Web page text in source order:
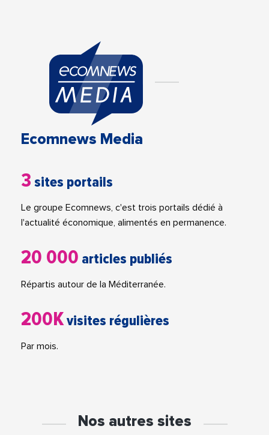
Ecomnews Media
3 sites portails
Le groupe Ecomnews, c'est trois portails dédié à
l'actualité économique, alimentés en permanence.
20 000 articles publiés
Répartis autour de la Méditerranée.
200Kvisites régulières
Par mois.
Nos autres sites